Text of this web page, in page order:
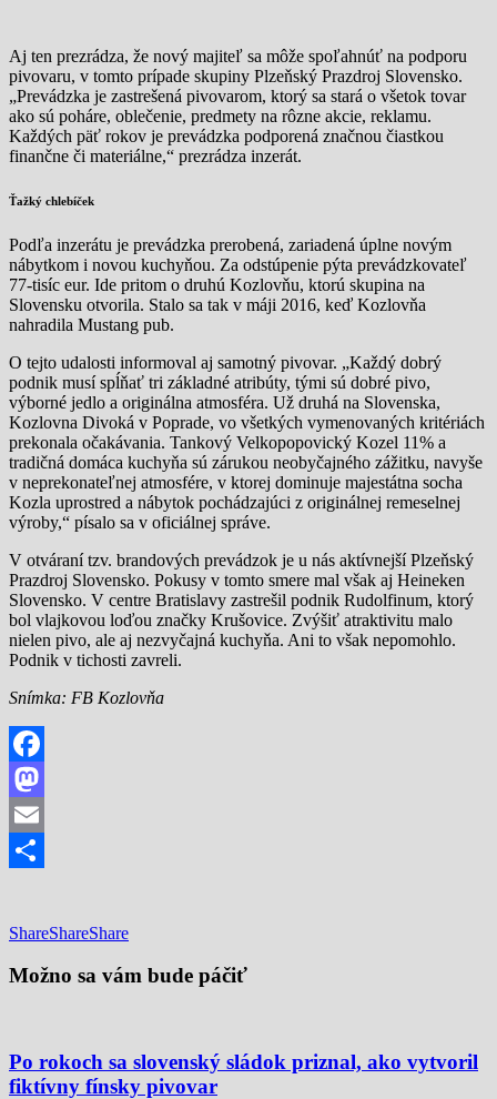
Aj ten prezrádza, že nový majiteľ sa môže spoľahnúť na podporu
pivovaru, v tomto prípade skupiny Plzeňský Prazdroj Slovensko.
„Prevádzka je zastrešená pivovarom, ktorý sa stará o všetok tovar
ako sú poháre, oblečenie, predmety na rôzne akcie, reklamu.
Každých päť rokov je prevádzka podporená značnou čiastkou
finančne či materiálne,“ prezrádza inzerát.
Ťažký chlebíček
Podľa inzerátu je prevádzka prerobená, zariadená úplne novým
nábytkom i novou kuchyňou. Za odstúpenie pýta prevádzkovateľ
77-tisíc eur. Ide pritom o druhú Kozlovňu, ktorú skupina na
Slovensku otvorila. Stalo sa tak v máji 2016, keď Kozlovňa
nahradila Mustang pub.
O tejto udalosti informoval aj samotný pivovar. „Každý dobrý
podnik musí spĺňať tri základné atribúty, tými sú dobré pivo,
výborné jedlo a originálna atmosféra. Už druhá na Slovenska,
Kozlovna Divoká v Poprade, vo všetkých vymenovaných kritériách
prekonala očakávania. Tankový Velkopopovický Kozel 11% a
tradičná domáca kuchyňa sú zárukou neobyčajného zážitku, navyše
v neprekonateľnej atmosfére, v ktorej dominuje majestátna socha
Kozla uprostred a nábytok pochádzajúci z originálnej remeselnej
výroby,“ písalo sa v oficiálnej správe.
V otváraní tzv. brandových prevádzok je u nás aktívnejší Plzeňský
Prazdroj Slovensko. Pokusy v tomto smere mal však aj Heineken
Slovensko. V centre Bratislavy zastrešil podnik Rudolfinum, ktorý
bol vlajkovou loďou značky Krušovice. Zvýšiť atraktivitu malo
nielen pivo, ale aj nezvyčajná kuchyňa. Ani to však nepomohlo.
Podnik v tichosti zavreli.
Snímka: FB Kozlovňa
Facebook
Mastodon
Email
ShareShareShare
Možno sa vám bude páčiť
Po rokoch sa slovenský sládok priznal, ako vytvoril
fiktívny fínsky pivovar